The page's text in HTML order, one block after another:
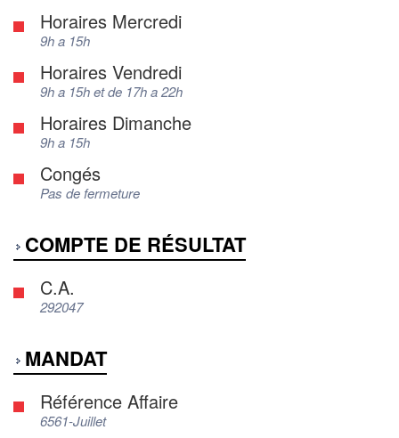
Horaires Mercredi
9h a 15h
Horaires Vendredi
9h a 15h et de 17h a 22h
Horaires Dimanche
9h a 15h
Congés
Pas de fermeture
COMPTE DE RÉSULTAT
C.A.
292047
MANDAT
Référence Affaire
6561-Juillet